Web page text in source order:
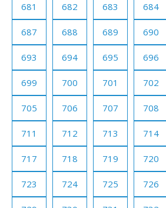
681 682 683 684
687 688 689 690
693 694 695 696
699 700 701 702
705 706 707 708
711 712 713 714
717 718 719 720
723 724 725 726